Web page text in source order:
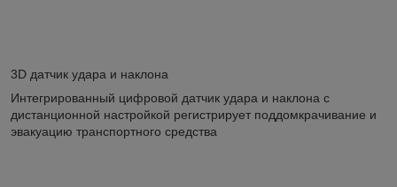
3D датчик удара и наклона
Интегрированный цифровой датчик удара и наклона с
дистанционной настройкой регистрирует поддомкрачивание и
эвакуацию транспортного средства